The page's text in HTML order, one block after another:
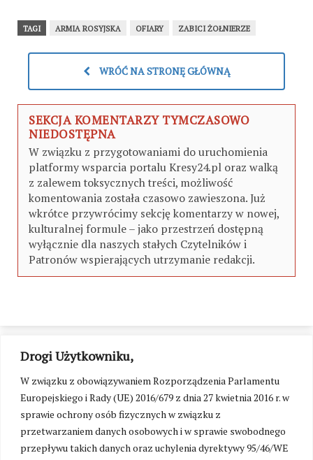
Drogi Użytkowniku,
W związku z obowiązywaniem Rozporządzenia Parlamentu
Europejskiego i Rady (UE) 2016/679 z dnia 27 kwietnia 2016 r. w
sprawie ochrony osób fizycznych w związku z
przetwarzaniem danych osobowych i w sprawie swobodnego
przepływu takich danych oraz uchylenia dyrektywy 95/46/WE
TAGI ARMIA ROSYJSKA OFIARY ZABICI ŻOŁNIERZE
WRÓĆ NA STRONĘ GŁÓWNĄ
SEKCJA KOMENTARZY TYMCZASOWO
NIEDOSTĘPNA
W związku z przygotowaniami do uruchomienia
platformy wsparcia portalu Kresy24.pl oraz walką
z zalewem toksycznych treści, możliwość
komentowania została czasowo zawieszona. Już
wkrótce przywrócimy sekcję komentarzy w nowej,
kulturalnej formule – jako przestrzeń dostępną
wyłącznie dla naszych stałych Czytelników i
Patronów wspierających utrzymanie redakcji.